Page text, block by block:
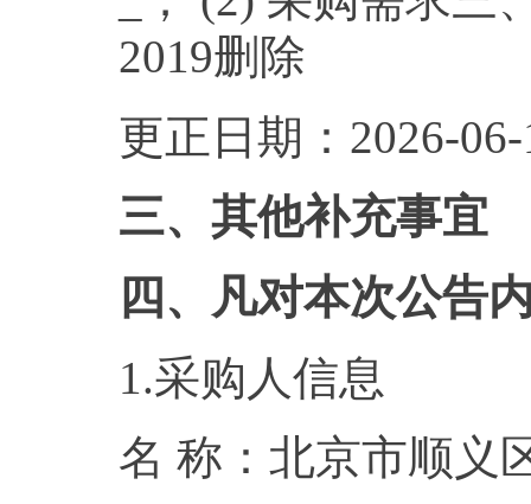
2019删除
更正日期：2026-
三、其他补充事宜
四、凡对本次公告
1.采购人信息
名 称：北京市